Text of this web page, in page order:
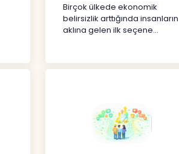
Birçok ülkede ekonomik
belirsizlik arttığında insanların
aklına gelen ilk seçene...